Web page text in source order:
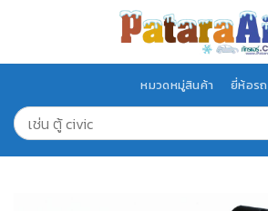
หมวดหมู่สินค้า ยี่ห้อรถ